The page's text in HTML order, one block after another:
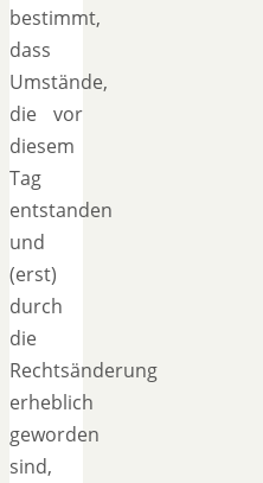
bestimmt,
dass
Umstände,
die vor
diesem
Tag
entstanden
und
(erst)
durch
die
Rechtsänderung
erheblich
geworden
sind,